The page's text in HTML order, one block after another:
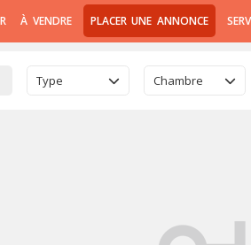
À VENDRE PLACER UNE ANNONCE
Type Chambre